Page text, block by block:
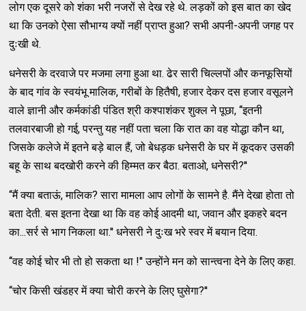
लोग एक दूसरे को शंका भरी नजरों से देख रहे थे. लड़कों को इस बात का खेद
था कि उनको ऐसा सौभाग्‍य क्‍यों नहीं प्राप्‍त हुआ? सभी अपनी-अपनी जगह पर
दुःखी थे.
धनेसरी के दरवाजे पर मजमा लगा हुआ था. ढेर सारी चिल्‍लपों और कनफूसियों
के बाद गांव के स्‍वयंभू मालिक, गरीबों के हितैषी, हजार देकर दस हजार वसूलने
वाले ज्ञानी और कर्मकांडी पंडित श्री कश्‍पाशंकर शुक्‍ल ने पूछा, ‘‘इतनी
तलवारबाजी हो गई, परन्‍तु यह नहीं पता चला कि रात का वह योद्धा कौन था,
जिसके कलेजे में इतने बड़े बाल हैं, जो बेधड़क धनेसरी के घर में कूदकर उसकी
बहू के साथ बदखोरी करने की हिम्‍मत कर बैठा. बताओ, धनेसरी?''
‘‘मैं क्‍या बताऊं, मालिक? सारा मामला आप लोगों के सामने है. मैंने देखा होता तो
बता देती. बस इतना देखा था कि वह कोई आदमी था, जवान और इकहरे बदन
का...सर्र से भाग निकला था.'' धनेसरी ने दुःख भरे स्‍वर में बयान दिया.
‘‘वह कोई चोर भी तो हो सकता था !'' उन्‍होंने मन को सान्‍त्‍वना देने के लिए कहा.
‘‘चोर किसी खंडहर में क्‍या चोरी करने के लिए घुसेगा?''